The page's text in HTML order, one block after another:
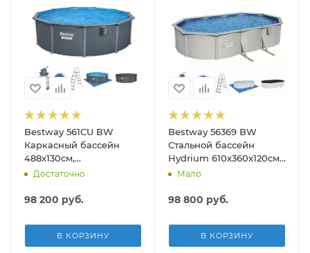
Bestway 561CU BW
Каркасный бассейн
488х130см,
композитный, 21490л,
лестн, тент, подст, дисп.
Достаточно
98 200 руб.
В КОРЗИНУ
Bestway 56369 BW
Стальной бассейн
Hydrium 610х360х120см,
19929л, песч.фил.-нас
подст.
Мало
98 800 руб.
В КОРЗИНУ